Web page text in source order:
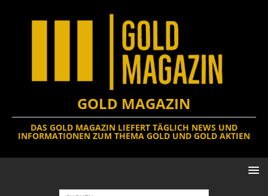
GOLD MAGAZIN
DAS GOLD MAGAZIN LIEFERT TÄGLICH NEWS UND
INFORMATIONEN ZUM THEMA GOLD UND GOLD AKTIEN